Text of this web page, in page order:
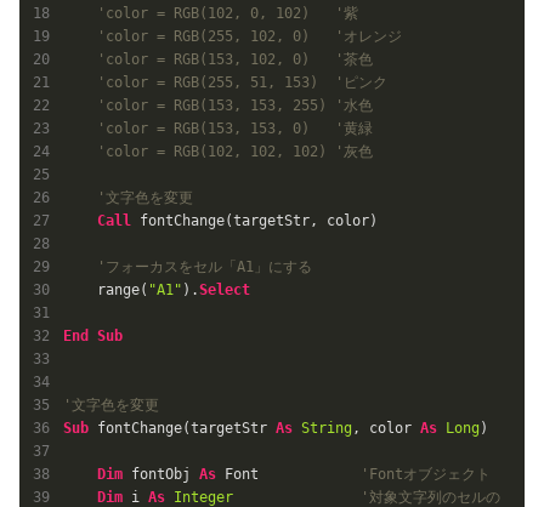
'color = RGB(102, 0, 102)   '紫
'color = RGB(255, 102, 0)   'オレンジ
'color = RGB(153, 102, 0)   '茶色
'color = RGB(255, 51, 153)  'ピンク
'color = RGB(153, 153, 255) '水色
'color = RGB(153, 153, 0)   '黄緑
'color = RGB(102, 102, 102) '灰色
'文字色を変更
Call
fontChange(targetStr, color)
'フォーカスをセル「A1」にする
    range(
"A1" ).Select
End Sub
'文字色を変更
Sub fontChange(targetStr As String , color As Long )
Dim fontObj As Font
'Fontオブジェクト
Dim i As Integer
'対象文字列のセルの